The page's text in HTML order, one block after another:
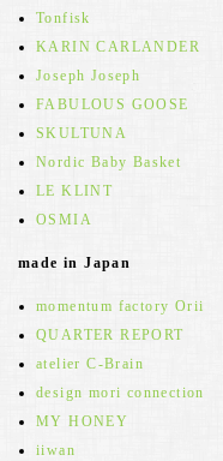
Tonfisk
KARIN CARLANDER
Joseph Joseph
FABULOUS GOOSE
SKULTUNA
Nordic Baby Basket
LE KLINT
OSMIA
made in Japan
momentum factory Orii
QUARTER REPORT
atelier C-Brain
design mori connection
MY HONEY
iiwan